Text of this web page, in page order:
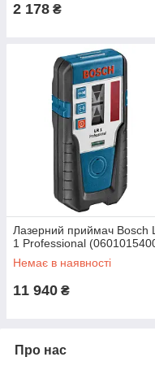
2 178 ₴
Лазерний приймач Bosch
1 Professional
Немає в наявності
11 940 ₴
Про нас